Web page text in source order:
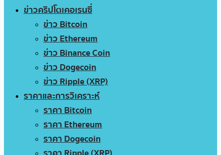
ข่าวคริปโตเคอเรนซี่
ข่าว Bitcoin
ข่าว Ethereum
ข่าว Binance Coin
ข่าว Dogecoin
ข่าว Ripple (XRP)
ราคาและการวิเคราะห์
ราคา Bitcoin
ราคา Ethereum
ราคา Dogecoin